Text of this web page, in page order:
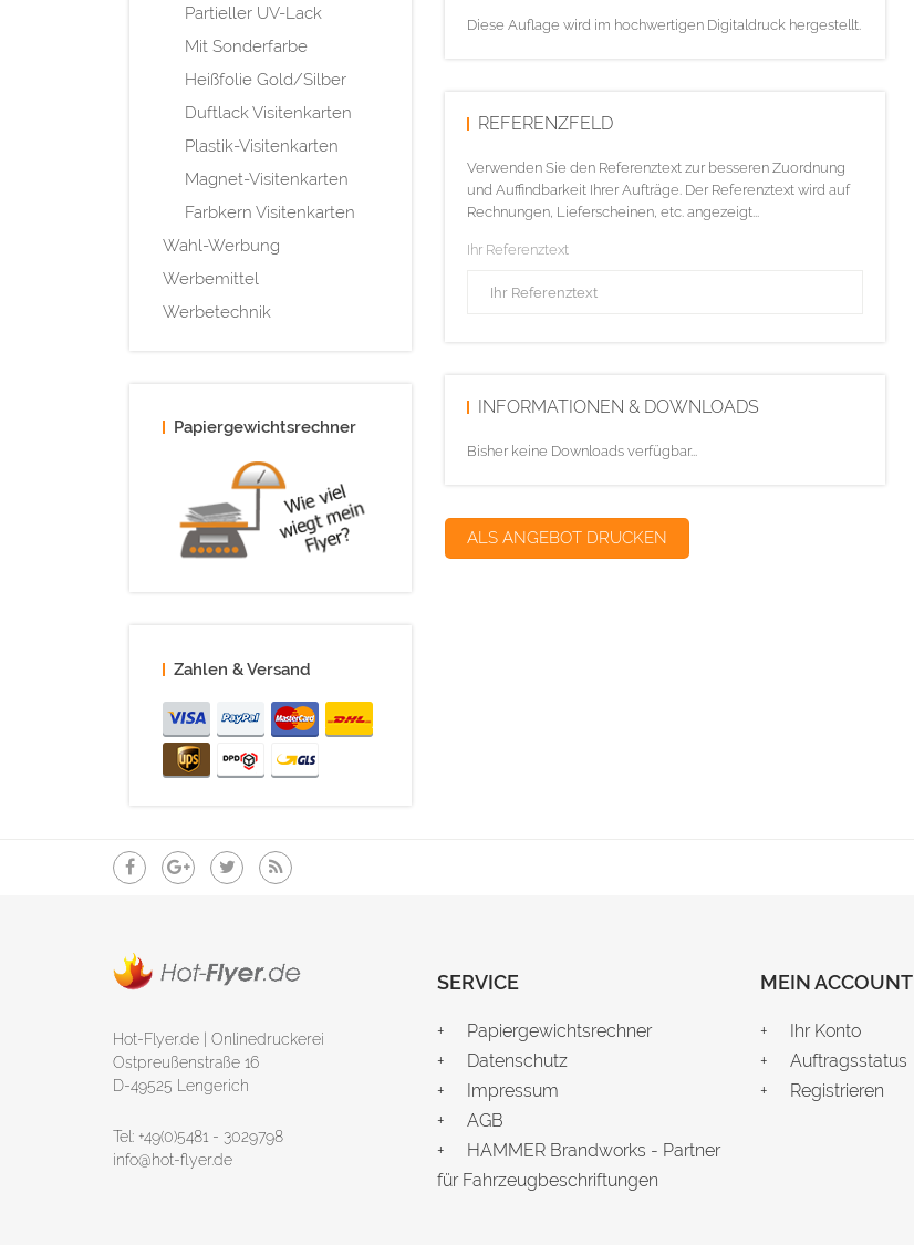
Partieller UV-Lack
Mit Sonderfarbe
Heißfolie Gold/Silber
Duftlack Visitenkarten
Plastik-Visitenkarten
Magnet-Visitenkarten
Farbkern Visitenkarten
Wahl-Werbung
Werbemittel
Werbetechnik
Papiergewichtsrechner
Zahlen & Versand
Diese Auflage wird im hochwertigen Digitaldruck hergestellt.
REFERENZFELD
Verwenden Sie den Referenztext zur besseren Zuordnung
und Auffindbarkeit Ihrer Aufträge. Der Referenztext wird auf
Rechnungen, Lieferscheinen, etc. angezeigt...
Ihr Referenztext
INFORMATIONEN & DOWNLOADS
Bisher keine Downloads verfügbar...
ALS ANGEBOT DRUCKEN
Hot-Flyer.de | Onlinedruckerei
Ostpreußenstraße 16
D-49525 Lengerich
Tel: +49(0)5481 - 3029798
info@hot-flyer.de
SERVICE
Papiergewichtsrechner
Datenschutz
Impressum
AGB
HAMMER Brandworks - Partner
für Fahrzeugbeschriftungen
MEIN ACCOUNT
Ihr Konto
Auftragsstatus
Registrieren